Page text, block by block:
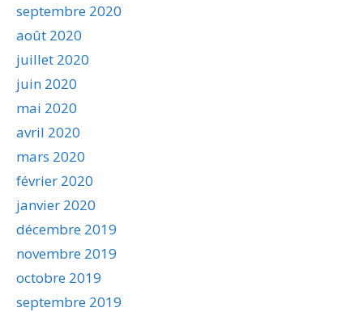
septembre 2020
août 2020
juillet 2020
juin 2020
mai 2020
avril 2020
mars 2020
février 2020
janvier 2020
décembre 2019
novembre 2019
octobre 2019
septembre 2019